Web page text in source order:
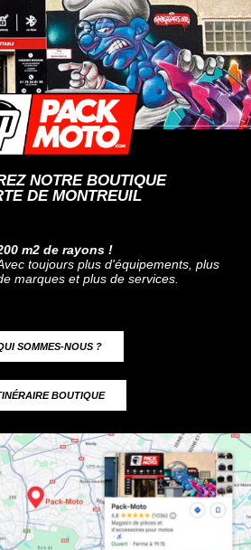
NOTRE BOUTIQUE
DE MONTREUIL
m2 de rayons !
toujours plus d'équipements, plus
marques et plus de services.
SOMMES-NOUS ?
BOUTIQUE